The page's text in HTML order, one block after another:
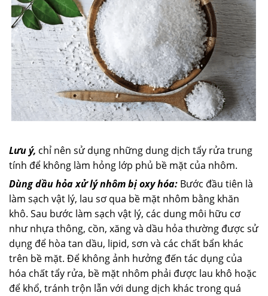
Lưu ý, chỉ nên sử dụng những dung dịch tẩy rửa trung
tính để không làm hỏng lớp phủ bề mặt của nhôm.
Dùng dầu hỏa xử lý nhôm bị oxy hóa: Bước đầu tiên là
làm sạch vật lý, lau sơ qua bề mặt nhôm bằng khăn
khô. Sau bước làm sạch vật lý, các dung môi hữu cơ
như nhựa thông, cồn, xăng và dầu hỏa thường được sử
dụng để hòa tan dầu, lipid, sơn và các chất bẩn khác
trên bề mặt. Để không ảnh hưởng đến tác dụng của
hóa chất tẩy rửa, bề mặt nhôm phải được lau khô hoặc
để khổ, tránh trộn lẫn với dung dịch khác trong quá